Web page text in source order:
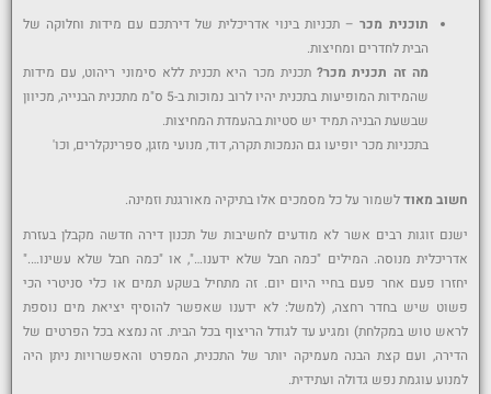
תוכנית מכר – תכניות בינוי אדריכלית של דירתכם עם מידות וחלוקה של
הבית לחדרים ומחיצות.
מה זה תכנית מכר? תכנית מכר היא תכנית ללא סימוני ריהוט, עם מידות
שהמידות המופיעות בתכנית יהיו לרוב נמוכות ב-5 ס"מ מתכנית הבנייה, מכיוון
שבשעת הבניה תמיד יש סטיות בהעמדת המחיצות.
בתכניות מכר יופיעו גם הנמכות תקרה, דוד, מנועי מזגן, ספרינקלרים, וכו'
חשוב מאודלשמור על כל מסמכים אלו בתיקיה מאורגנת וזמינה.
ישנם זוגות רבים אשר לא מודעים לחשיבות של תכנון דירה חדשה מקבלן בעזרת
אדריכלית מנוסה. המילים "כמה חבל שלא ידענו…", או "כמה חבל שלא עשינו…."
יחזרו פעם אחר פעם בחיי היום יום. זה מתחיל בשקע תמים או כלי סניטרי הכי
פשוט שיש בחדר רחצה, (למשל: לא ידענו שאפשר להוסיף יציאת מים נוספת
לראש טוש במקלחת) ומגיע עד לגודל הריצוף בכל הבית. זה נמצא בכל הפרטים של
הדירה, ועם קצת הבנה מעמיקה יותר של התכנית, המפרט והאפשרויות ניתן היה
למנוע עוגמת נפש גדולה ועתידית.